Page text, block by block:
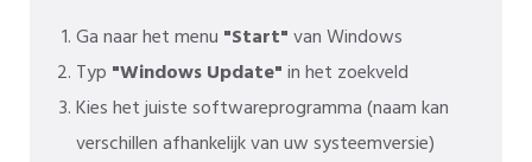
Ga naar het menu "Start"van Windows
Typ "Windows Update"in het zoekveld
Kies het juiste softwareprogramma (naam kan
verschillen afhankelijk van uw systeemversie)